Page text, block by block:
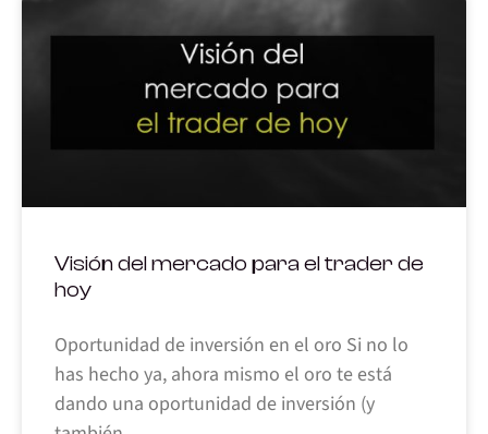
Visión del mercado para el trader de
hoy
Oportunidad de inversión en el oro Si no lo
has hecho ya, ahora mismo el oro te está
dando una oportunidad de inversión (y